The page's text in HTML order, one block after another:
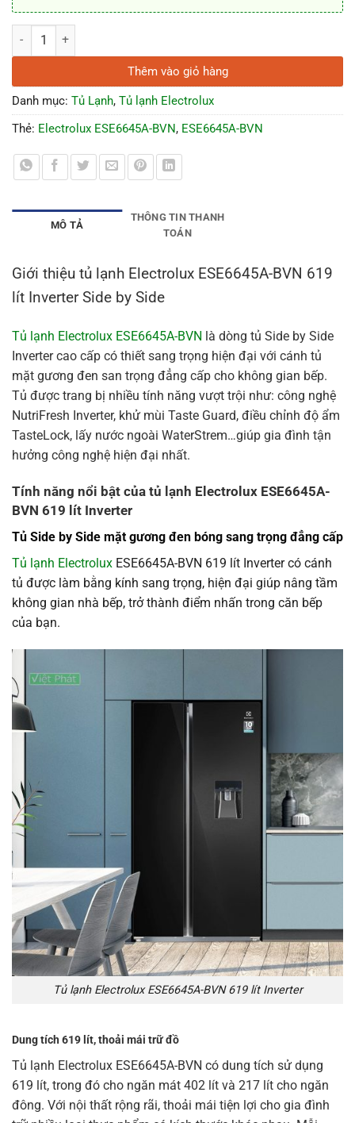
Tủ lạnh Electrolux ESE6645A-BVN 619 lít Inverter số lượng
Thêm vào giỏ hàng
Danh mục: Tủ Lạnh, Tủ lạnh Electrolux
Thẻ: Electrolux ESE6645A-BVN, ESE6645A-BVN
MÔ TẢ
THÔNG TIN THANH
TOÁN
Giới thiệu tủ lạnh Electrolux ESE6645A-BVN 619
lít Inverter Side by Side
Tủ lạnh Electrolux ESE6645A-BVN là dòng tủ Side by Side
Inverter cao cấp có thiết sang trọng hiện đại với cánh tủ
mặt gương đen san trọng đẳng cấp cho không gian bếp.
Tủ được trang bị nhiều tính năng vượt trội như: công nghệ
NutriFresh Inverter, khử mùi Taste Guard, điều chỉnh độ ẩm
TasteLock, lấy nước ngoài WaterStrem…giúp gia đình tận
hưởng công nghệ hiện đại nhất.
Tính năng nổi bật của tủ lạnh Electrolux ESE6645A-
BVN 619 lít Inverter
Tủ Side by Side mặt gương đen bóng sang trọng đẳng cấp
Tủ lạnh Electrolux ESE6645A-BVN 619 lít Inverter có cánh
tủ được làm bằng kính sang trọng, hiện đại giúp nâng tầm
không gian nhà bếp, trở thành điểm nhấn trong căn bếp
của bạn.
Tủ lạnh Electrolux ESE6645A-BVN 619 lít Inverter
Dung tích 619 lít, thoải mái trữ đồ
Tủ lạnh Electrolux ESE6645A-BVN có dung tích sử dụng
619 lít, trong đó cho ngăn mát 402 lít và 217 lít cho ngăn
đông. Với nội thất rộng rãi, thoải mái tiện lợi cho gia đình